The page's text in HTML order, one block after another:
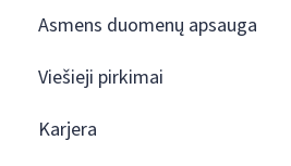
Asmens duomenų apsauga
Viešieji pirkimai
Karjera